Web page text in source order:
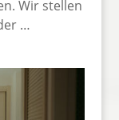
Wir stellen
…